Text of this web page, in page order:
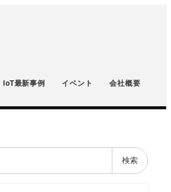
IoT最新事例 イベント 会社概要
検索